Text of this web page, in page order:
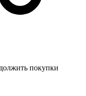
покупки